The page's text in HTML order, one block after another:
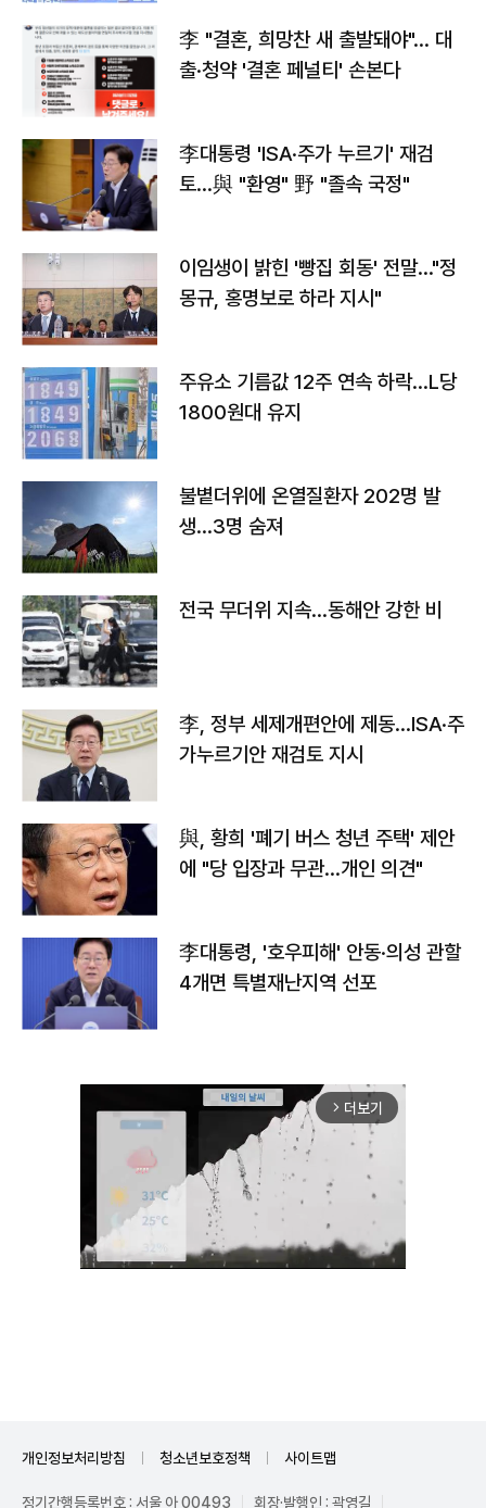
李 "결혼, 희망찬 새 출발돼야"… 대
출·청약 '결혼 페널티' 손본다
李대통령 'ISA·주가 누르기' 재검
토…與 "환영" 野 "졸속 국정"
이임생이 밝힌 '빵집 회동' 전말…"정
몽규, 홍명보로 하라 지시"
주유소 기름값 12주 연속 하락…L당
1800원대 유지
불볕더위에 온열질환자 202명 발
생…3명 숨져
전국 무더위 지속…동해안 강한 비
李, 정부 세제개편안에 제동…ISA·주
가누르기안 재검토 지시
與, 황희 '폐기 버스 청년 주택' 제안
에 "당 입장과 무관…개인 의견"
李대통령, '호우피해' 안동·의성 관할
4개면 특별재난지역 선포
arrow_forward_ios 더보기
개인정보처리방침 청소년보호정책 사이트맵
정기간행등록번호 : 서울 아 00493 회장·발행인 : 곽영길